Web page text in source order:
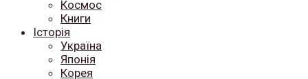
Космос
Книги
Історія
Україна
Японія
Корея